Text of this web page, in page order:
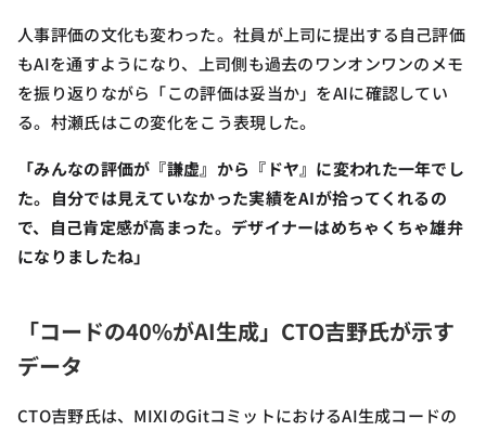
人事評価の文化も変わった。社員が上司に提出する自己評価
もAIを通すようになり、上司側も過去のワンオンワンのメモ
を振り返りながら「この評価は妥当か」をAIに確認してい
る。村瀬氏はこの変化をこう表現した。
「みんなの評価が『謙虚』から『ドヤ』に変われた一年でし
た。自分では見えていなかった実績をAIが拾ってくれるの
で、自己肯定感が高まった。デザイナーはめちゃくちゃ雄弁
になりましたね」
「コードの40%がAI生成」CTO吉野氏が示す
データ
CTO吉野氏は、MIXIのGitコミットにおけるAI生成コードの